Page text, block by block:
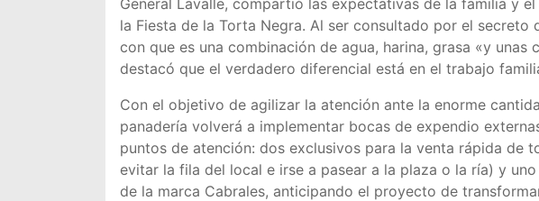
General Lavalle, compartió las expectativas de la familia y
la Fiesta de la Torta Negra. Al ser consultado por el
con que es una combinación de agua, harina, grasa «y unas
destacó que el verdadero diferencial está en el trabajo
Con el objetivo de agilizar la atención ante la enorme
panadería volverá a implementar bocas de expendio
puntos de atención: dos exclusivos para la venta rápida de
evitar la fila del local e irse a pasear a la plaza o la ría) y
de la marca Cabrales, anticipando el proyecto de